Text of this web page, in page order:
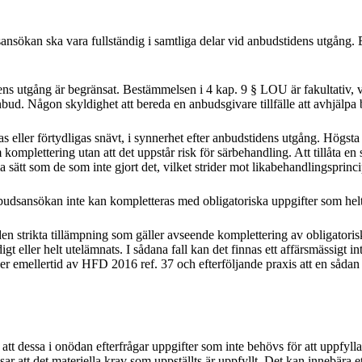
ska vara fullständig i samtliga delar vid anbudstidens
utgång är begränsat. Bestämmelsen i 4 kap. 9 § LOU är
Någon skyldighet att bereda en anbudsgivare tillfälle att avhjälpa
eller förtydligas snävt, i synnerhet efter anbudstidens utgång.
utan att det uppstår risk för särbehandling. Att tillåta
sätt som de som inte gjort det, vilket strider mot
inte kan kompletteras med obligatoriska uppgifter som
strikta tillämpning som gäller avseende komplettering av
eller helt utelämnats. I sådana fall kan det finnas ett affärsmässigt
av HFD 2016 ref. 37 och efterföljande praxis att en
dessa i onödan efterfrågar uppgifter som inte behövs för att